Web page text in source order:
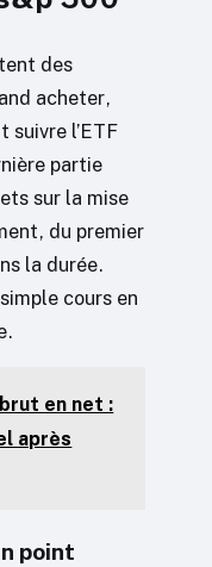
des
acheter,
suivre l’ETF
partie
sur la mise
du premier
la durée.
cours en
en net :
après
point